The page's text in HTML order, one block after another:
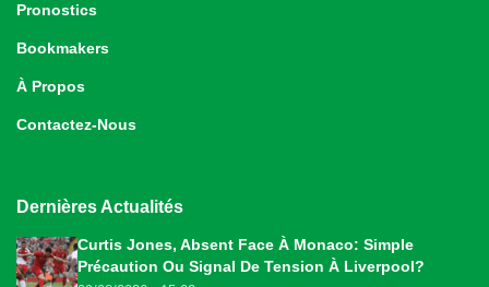
Pronostics
Bookmakers
À Propos
Contactez-Nous
Dernières Actualités
Curtis Jones, Absent Face À Monaco: Simple
Précaution Ou Signal De Tension À Liverpool?